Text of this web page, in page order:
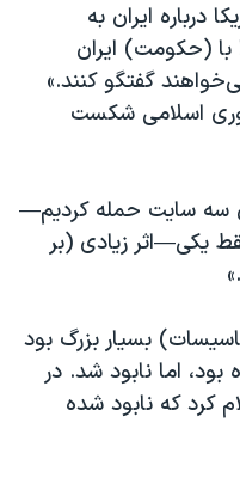
درباره ایران به
با (حکومت) ایران
گفتگو کنند.»
اسلامی شکست
سه سایت حمله کردیم—
یکی—اثر زیادی (بر
بسیار بزرگ بود
اما نابود شد. در
کرد که نابود شده